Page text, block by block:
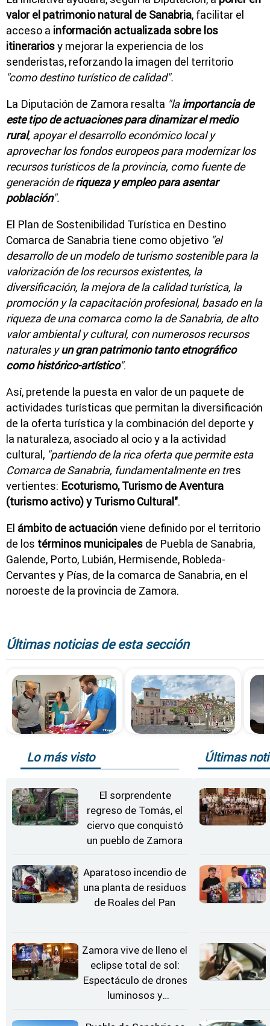
valor el patrimonio natural de Sanabria, facilitar el
acceso a información actualizada sobre los
itinerariosy mejorar la experiencia de los
senderistas, reforzando la imagen del territorio
"como destino turístico de calidad".
La Diputación de Zamora resalta "laimportancia de
este tipo de actuaciones para dinamizar el medio
rural, apoyar el desarrollo económico local y
aprovechar los fondos europeos para modernizar los
recursos turísticos de la provincia, como fuente de
generación deriqueza y empleo para asentar
población".
El Plan de Sostenibilidad Turística en Destino
Comarca de Sanabria tiene como objetivo "el
desarrollo de un modelo de turismo sostenible para la
valorización de los recursos existentes, la
diversificación, la mejora de la calidad turística, la
promoción y la capacitación profesional, basado en la
riqueza de una comarca como la de Sanabria, de alto
valor ambiental y cultural, con numerosos recursos
naturales yun gran patrimonio tanto etnográfico
como histórico-artístico".
Así, pretende la puesta en valor de un paquete de
actividades turísticas que permitan la diversificación
de la oferta turística y la combinación del deporte y
la naturaleza, asociado al ocio y a la actividad
cultural, "partiendo de la rica oferta que permite esta
Comarca de Sanabria, fundamentalmente en tres
vertientes: Ecoturismo, Turismo de Aventura
(turismo activo) y Turismo Cultural".
El ámbito de actuaciónviene definido por el territorio
de los términos municipales de Puebla de Sanabria,
Galende, Porto, Lubián, Hermisende, Robleda-
Cervantes y Pías, de la comarca de Sanabria, en el
noroeste de la provincia de Zamora.
Últimas noticias de esta sección
Lo más visto
El sorprendente
regreso de Tomás, el
ciervo que conquistó
un pueblo de Zamora
Aparatoso incendio de
una planta de residuos
de Roales del Pan
Zamora vive de lleno el
eclipse total de sol:
Espectáculo de drones
luminosos y
Últimas